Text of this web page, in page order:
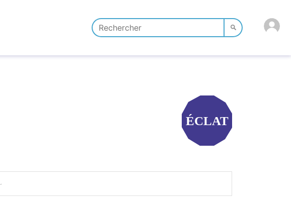
ÉCLAT
.